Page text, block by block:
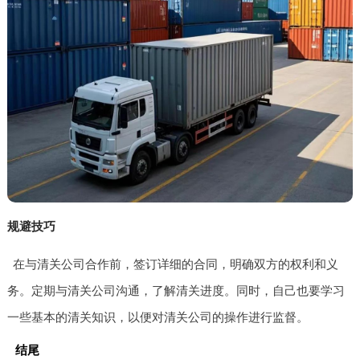
规避技巧
在与清关公司合作前，签订详细的合同，明确双方的权利和义
务。定期与清关公司沟通，了解清关进度。同时，自己也要学习
一些基本的清关知识，以便对清关公司的操作进行监督。
结尾